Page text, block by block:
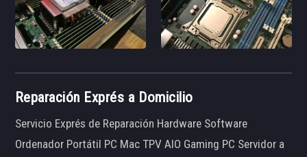
Reparación Exprés a Domicilio
Servicio Exprés de Reparación Hardware Software
Ordenador Portátil PC Mac TPV AIO Gaming PC Servidor a